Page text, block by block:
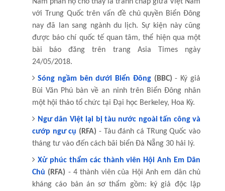
với Trung Quốc trên vấn đề chủ quyền Biển Đông
nay đã lan sang ngành du lịch. Sự kiện này cũng
được báo chí quốc tế quan tâm, thể hiện qua một
bài báo đăng trên trang Asia Times ngày
24/05/2018.
Sóng ngầm bên dưới Biển Đông(BBC)- Ký giả
Bùi Văn Phú bàn về an ninh trên Biển Đông nhân
một hội thảo tổ chức tại Đại học Berkeley, Hoa Kỳ.
Ngư dân Việt lại bị tàu nước ngoài tấn công và
cướp ngư cụ (RFA) - Tàu đánh cá TRung Quốc vào
tháng tư vào đến cách bãi biển Đà Nẵng 30 hải lý.
Xử phúc thẩm các thành viên Hội Anh Em Dân
Chủ (RFA) - 4 thành viên của Hội Anh em dân chủ
kháng cáo bản án sơ thẩm gồm: ký giả độc lập